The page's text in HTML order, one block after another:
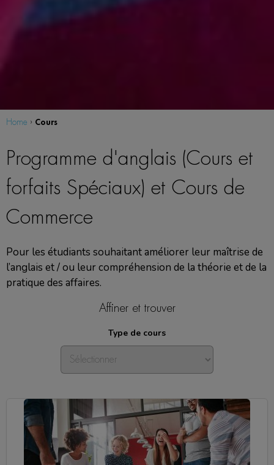
Home › Cours
Programme d'anglais (Cours et
forfaits Spéciaux) et Cours de
Commerce
Pour les étudiants souhaitant améliorer leur maîtrise de
l’anglais et / ou leur compréhension de la théorie et de la
pratique des affaires.
Affiner et trouver
Type de cours